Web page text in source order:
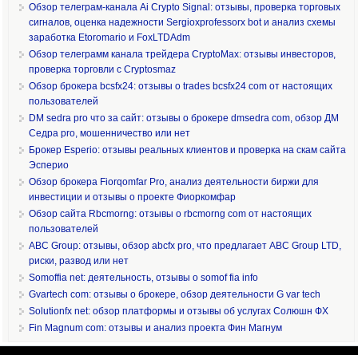
Обзор телеграм-канала Ai Crypto Signal: отзывы, проверка торговых
сигналов, оценка надежности Sergioxprofessorx bot и анализ схемы
заработка Etoromario и FoxLTDAdm
Обзор телеграмм канала трейдера CryptoMax: отзывы инвесторов,
проверка торговли с Cryptosmaz
Обзор брокера bcsfx24: отзывы о trades bcsfx24 com от настоящих
пользователей
DM sedra pro что за сайт: отзывы о брокере dmsedra com, обзор ДМ
Седра pro, мошенничество или нет
Брокер Esperio: отзывы реальных клиентов и проверка на скам сайта
Эсперио
Обзор брокера Fiorqomfar Pro, анализ деятельности биржи для
инвестиции и отзывы о проекте Фиоркомфар
Обзор сайта Rbcmorng: отзывы о rbcmorng com от настоящих
пользователей
ABC Group: отзывы, обзор abcfx pro, что предлагает ABC Group LTD,
риски, развод или нет
Somoffia net: деятельность, отзывы о somof fia info
Gvartech com: отзывы о брокере, обзор деятельности G var tech
Solutionfx net: обзор платформы и отзывы об услугах Солюшн ФХ
Fin Magnum com: отзывы и анализ проекта Фин Магнум